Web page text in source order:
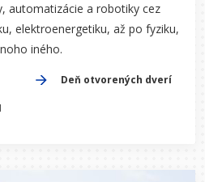
automatizácie a robotiky cez
elektroenergetiku, až po fyziku,
iného.
Deň otvorených dverí